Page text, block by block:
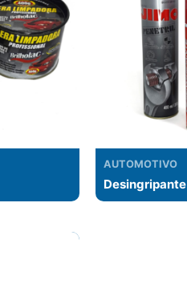
AUTOMOTIVO
Desingripante